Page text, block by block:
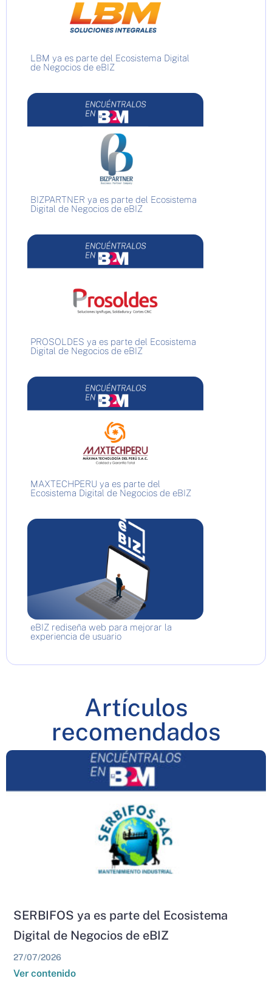
LBM ya es parte del Ecosistema Digital
de Negocios de eBIZ
BIZPARTNER ya es parte del Ecosistema
Digital de Negocios de eBIZ
PROSOLDES ya es parte del Ecosistema
Digital de Negocios de eBIZ
MAXTECHPERU ya es parte del
Ecosistema Digital de Negocios de eBIZ
eBIZ rediseña web para mejorar la
experiencia de usuario
Artículos
recomendados
SERBIFOS ya es parte del Ecosistema
Digital de Negocios de eBIZ
27/07/2026
Ver contenido